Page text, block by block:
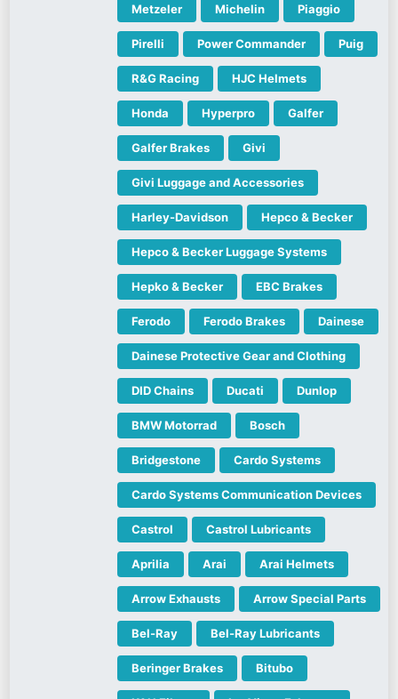
Metzeler Michelin Piaggio
Pirelli Power Commander Puig
R&G Racing HJC Helmets
Honda Hyperpro Galfer
Galfer Brakes Givi
Givi Luggage and Accessories
Harley-Davidson Hepco & Becker
Hepco & Becker Luggage Systems
Hepko & Becker EBC Brakes
Ferodo Ferodo Brakes Dainese
Dainese Protective Gear and Clothing
DID Chains Ducati Dunlop
BMW Motorrad Bosch
Bridgestone Cardo Systems
Cardo Systems Communication Devices
Castrol Castrol Lubricants
Aprilia Arai Arai Helmets
Arrow Exhausts Arrow Special Parts
Bel-Ray Bel-Ray Lubricants
Beringer Brakes Bitubo